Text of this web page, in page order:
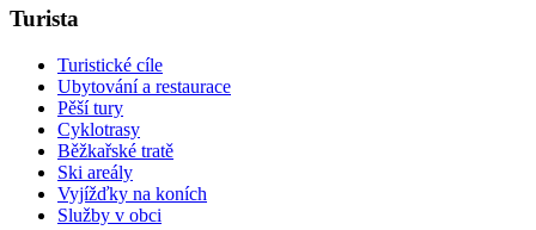
Turista
Turistické cíle
Ubytování a restaurace
Pěší tury
Cyklotrasy
Běžkařské tratě
Ski areály
Vyjížďky na koních
Služby v obci